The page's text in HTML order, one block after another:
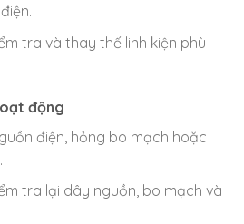
tra và thay thế linh kiện phù
động
điện, hỏng bo mạch hoặc
tra lại dây nguồn, bo mạch và